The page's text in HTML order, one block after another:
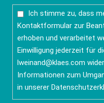
Ich stimme zu, dass
Kontaktformular zur
erhoben und verarbeitet
Einwilligung jederzeit für
lweinand@klaes.com
Informationen zum
in unserer